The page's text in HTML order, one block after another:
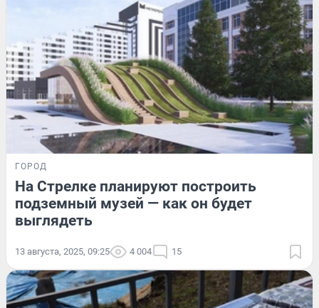
ГОРОД
На Стрелке планируют построить
подземный музей — как он будет
выглядеть
13 августа, 2025, 09:25 4 004 15